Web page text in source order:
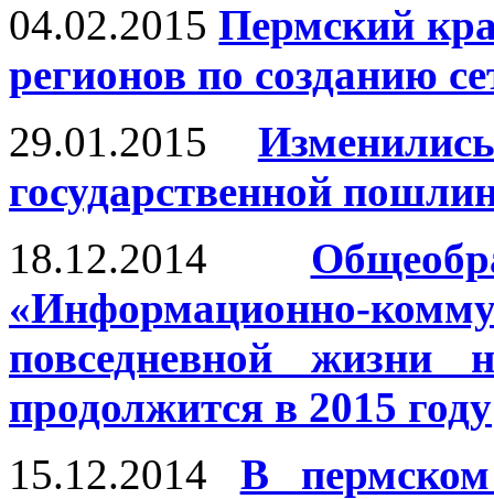
04.02.2015 Пермский
регионов по созданию
29.01.2015
государственной
18.12.2014
«Информационно-
повседневной жизни
продолжится в 2015 году
15.12.2014
В